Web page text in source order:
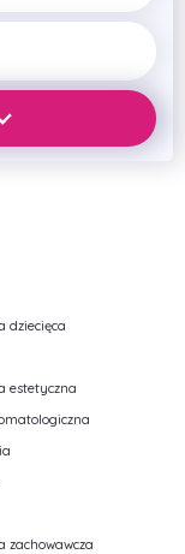
dziecięca
estetyczna
zachowawcza